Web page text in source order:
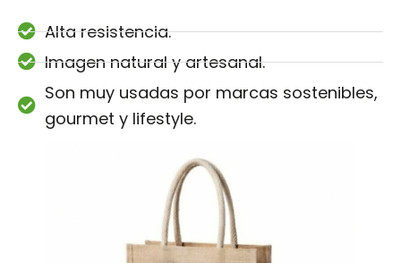
Alta resistencia.
Imagen natural y artesanal.
Son muy usadas por marcas sostenibles,
gourmet y lifestyle.